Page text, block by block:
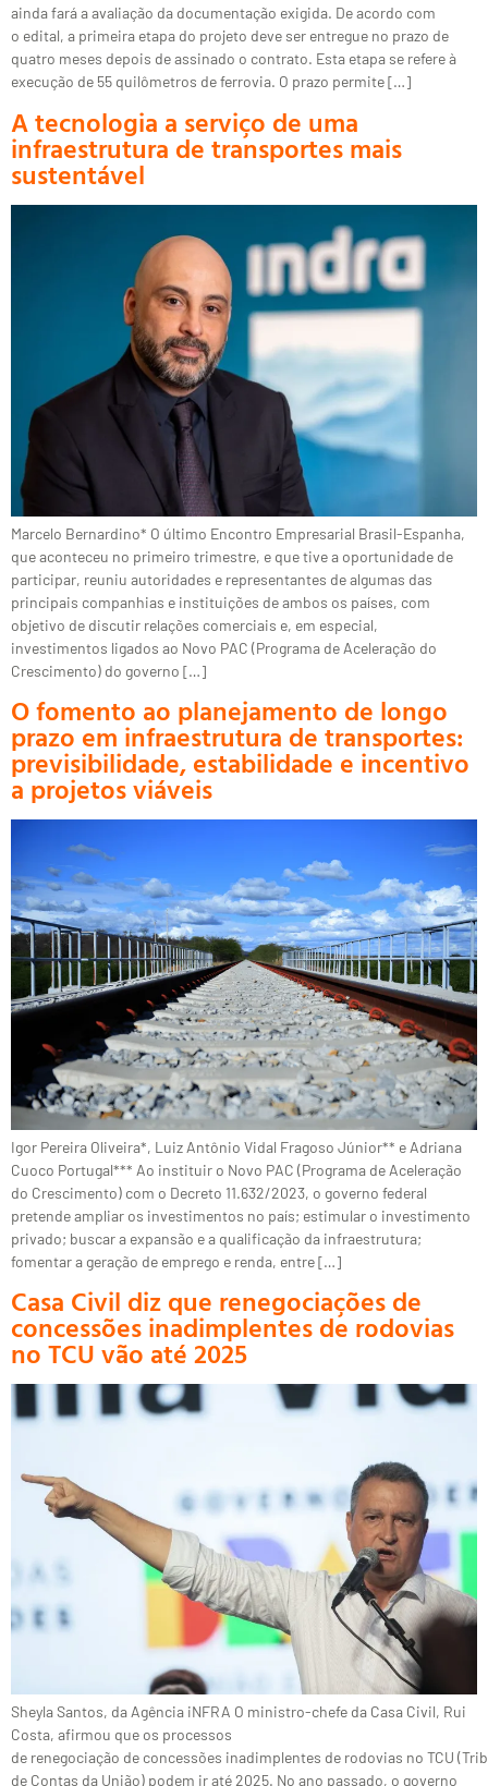
ainda fará a avaliação da documentação exigida. De acordo com
o edital, a primeira etapa do projeto deve ser entregue no prazo de
quatro meses depois de assinado o contrato. Esta etapa se refere à
execução de 55 quilômetros de ferrovia. O prazo permite […]
A tecnologia a serviço de uma
infraestrutura de transportes mais
sustentável
Marcelo Bernardino* O último Encontro Empresarial Brasil-Espanha,
que aconteceu no primeiro trimestre, e que tive a oportunidade de
participar, reuniu autoridades e representantes de algumas das
principais companhias e instituições de ambos os países, com
objetivo de discutir relações comerciais e, em especial,
investimentos ligados ao Novo PAC (Programa de Aceleração do
Crescimento) do governo […]
O fomento ao planejamento de longo
prazo em infraestrutura de transportes:
previsibilidade, estabilidade e incentivo
a projetos viáveis
Igor Pereira Oliveira*, Luiz Antônio Vidal Fragoso Júnior** e Adriana
Cuoco Portugal*** Ao instituir o Novo PAC (Programa de Aceleração
do Crescimento) com o Decreto 11.632/2023, o governo federal
pretende ampliar os investimentos no país; estimular o investimento
privado; buscar a expansão e a qualificação da infraestrutura;
fomentar a geração de emprego e renda, entre […]
Casa Civil diz que renegociações de
concessões inadimplentes de rodovias
no TCU vão até 2025
Sheyla Santos, da Agência iNFRA O ministro-chefe da Casa Civil, Rui
Costa, afirmou que os processos
de renegociação de concessões inadimplentes de rodovias no TCU
de Contas da União) podem ir até 2025. No ano passado, o governo